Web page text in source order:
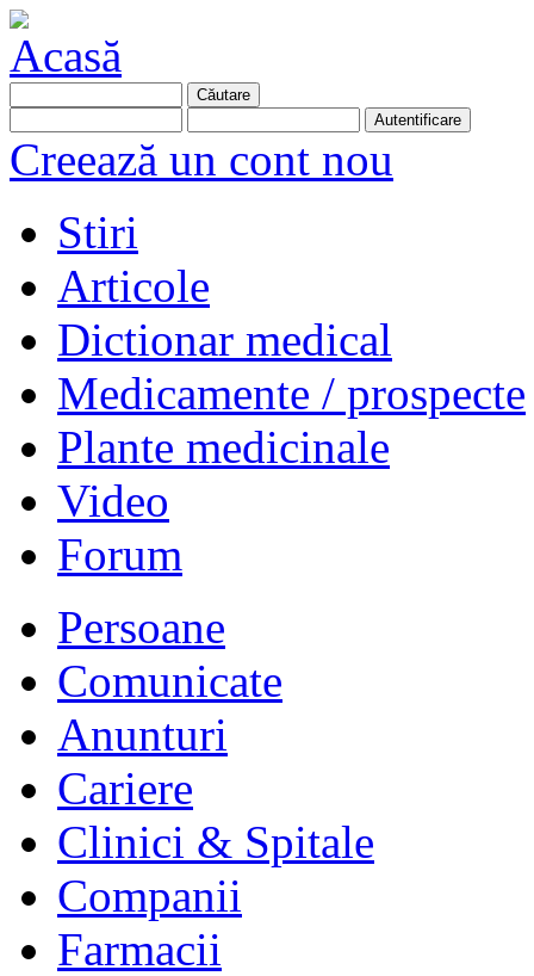
Creează un cont nou
Stiri
Articole
Dictionar medical
Medicamente / prospecte
Plante medicinale
Video
Forum
Persoane
Comunicate
Anunturi
Cariere
Clinici & Spitale
Companii
Farmacii